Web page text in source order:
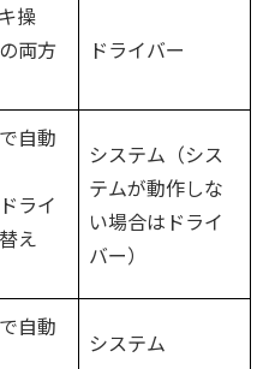
操
両方
ドライバー
自動
ライ
え
システム（シス
テムが動作しな
い場合はドライ
バー）
自動
システム